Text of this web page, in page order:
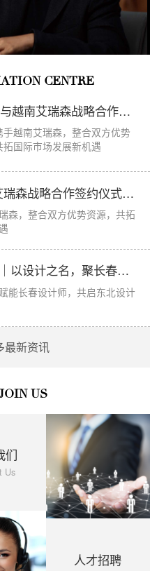
CENTRE
好莱客与越南艾瑞森战略合作签约仪式圆满举...
手越南艾瑞森，整合双方优势
拓国际市场发展新机遇
好莱客与越南艾瑞森战略合作签约仪式圆满举...
森，整合双方优势资源，共拓
好莱客×金腾奖｜以设计之名，聚长春力量，...
能长春设计师，共启东北设计
最新资讯
US
们
Us
人才招聘